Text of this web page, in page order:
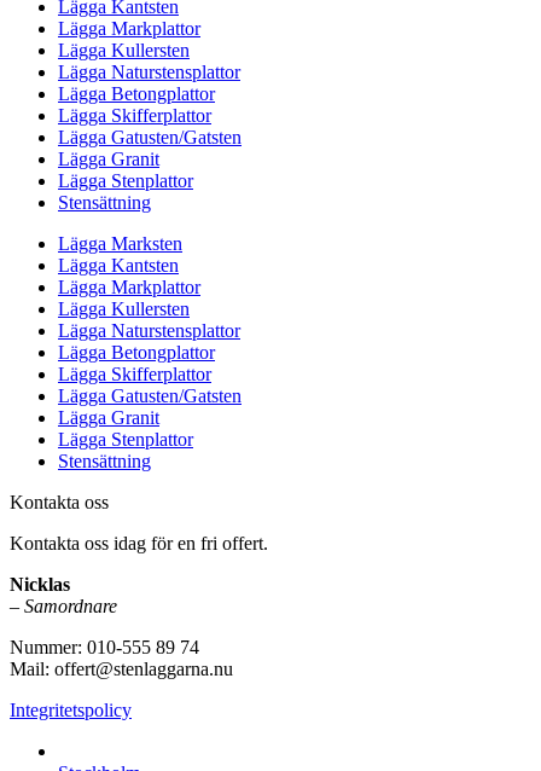
Lägga Kantsten
Lägga Markplattor
Lägga Kullersten
Lägga Naturstensplattor
Lägga Betongplattor
Lägga Skifferplattor
Lägga Gatusten/Gatsten
Lägga Granit
Lägga Stenplattor
Stensättning
Lägga Marksten
Lägga Kantsten
Lägga Markplattor
Lägga Kullersten
Lägga Naturstensplattor
Lägga Betongplattor
Lägga Skifferplattor
Lägga Gatusten/Gatsten
Lägga Granit
Lägga Stenplattor
Stensättning
Kontakta oss
Kontakta oss idag för en fri offert.
Nicklas
– Samordnare
Nummer: 010-555 89 74
Mail: offert@stenlaggarna.nu
Integritetspolicy